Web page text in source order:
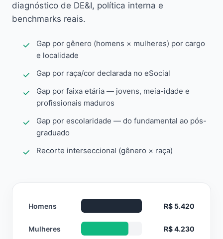
diagnóstico de DE&I, política interna e
benchmarks reais.
Gap por gênero (homens × mulheres) por cargo
e localidade
Gap por raça/cor declarada no eSocial
Gap por faixa etária — jovens, meia-idade e
profissionais maduros
Gap por escolaridade — do fundamental ao pós-
graduado
Recorte interseccional (gênero × raça)
Homens R$ 5.420
Mulheres R$ 4.230